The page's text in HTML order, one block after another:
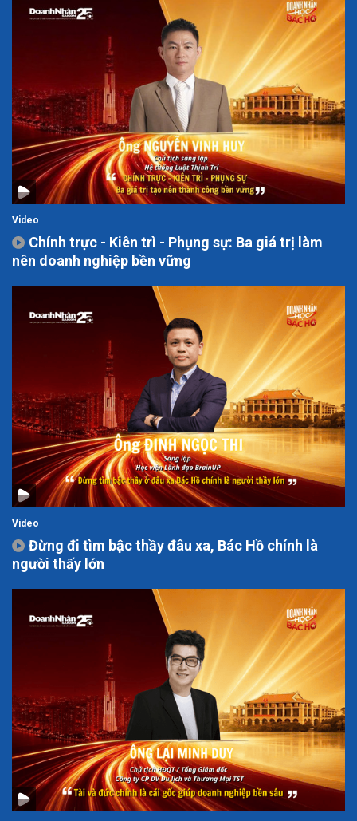
Video
Chính trực - Kiên trì - Phụng sự: Ba giá trị làm
nên doanh nghiệp bền vững
Video
Đừng đi tìm bậc thầy đâu xa, Bác Hồ chính là
người thấy lớn